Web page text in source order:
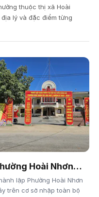
thuộc thị xã Hoài
lý và đặc điểm từng
Hoài Nhơn
lập Phường Hoài Nhơn
trên cơ sở nhập toàn bộ